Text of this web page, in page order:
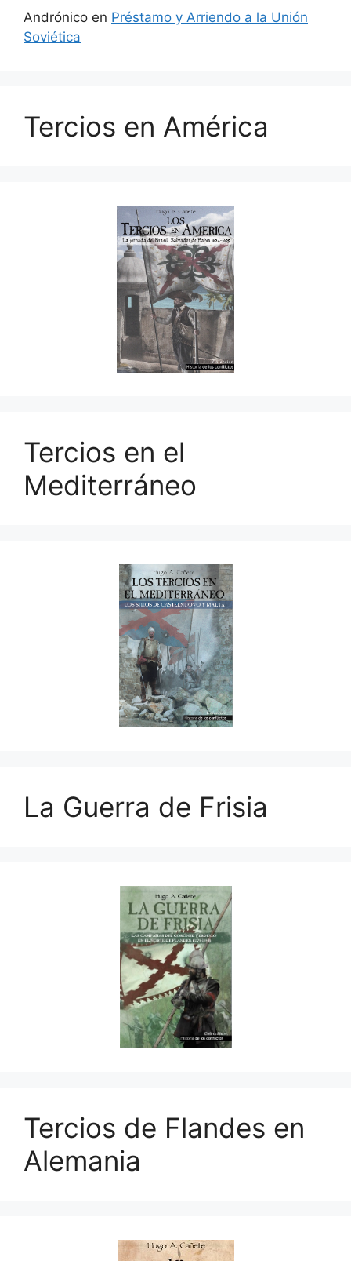
Andrónico en Préstamo y Arriendo a la Unión
Soviética
Tercios en América
Tercios en el
Mediterráneo
La Guerra de Frisia
Tercios de Flandes en
Alemania